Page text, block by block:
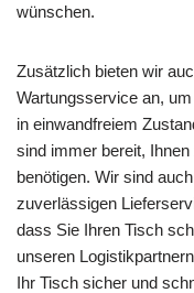
wünschen.
Zusätzlich bieten wir
Wartungsservice an,
in einwandfreiem
sind immer bereit,
benötigen. Wir sind
zuverlässigen
dass Sie Ihren Tisch
unseren
Ihr Tisch sicher und